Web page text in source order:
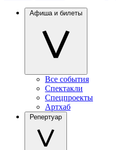
Афиша и билеты
Все события
Спектакли
Спецпроекты
Артхаб
Репертуар